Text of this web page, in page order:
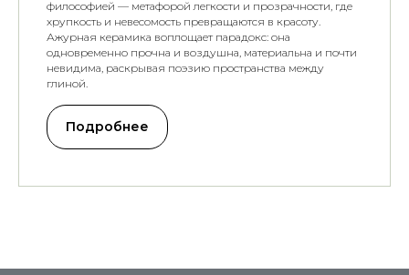
философией — метафорой легкости и прозрачности, где
хрупкость и невесомость превращаются в красоту.
Ажурная керамика воплощает парадокс: она
одновременно прочна и воздушна, материальна и почти
невидима, раскрывая поэзию пространства между
глиной.
Подробнее